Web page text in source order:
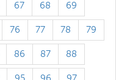
67 68 69
76 77 78 79
86 87 88